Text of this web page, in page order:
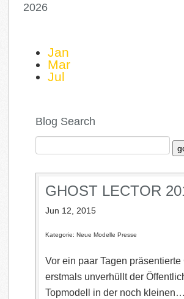
2026
Jan
Mar
Jul
Blog Search
GHOST LECTOR
Jun 12, 2015
Kategorie: Neue Modelle Presse
Vor ein paar Tagen
erstmals unverhüllt der
Topmodell in der noch kleinen…